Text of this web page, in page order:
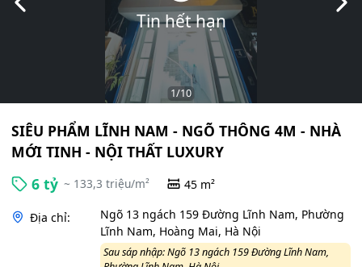
Tin hết hạn
Slide trước
1/10
SIÊU PHẨM LĨNH NAM - NGÕ THÔNG 4M - NHÀ
MỚI TINH - NỘI THẤT LUXURY
6 tỷ ~ 133,3 triệu/m² 45 m²
Địa chỉ:
Ngõ 13 ngách 159 Đường Lĩnh Nam, Phường
Lĩnh Nam, Hoàng Mai, Hà Nội
Sau sáp nhập: Ngõ 13 ngách 159 Đường Lĩnh Nam,